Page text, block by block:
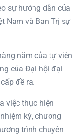
sự hướng dẫn của
Nam và Ban Trị sự
năm của tự viện
của Đại hội đại
đề ra.
việc thực hiện
kỳ, chương
trình chuyên